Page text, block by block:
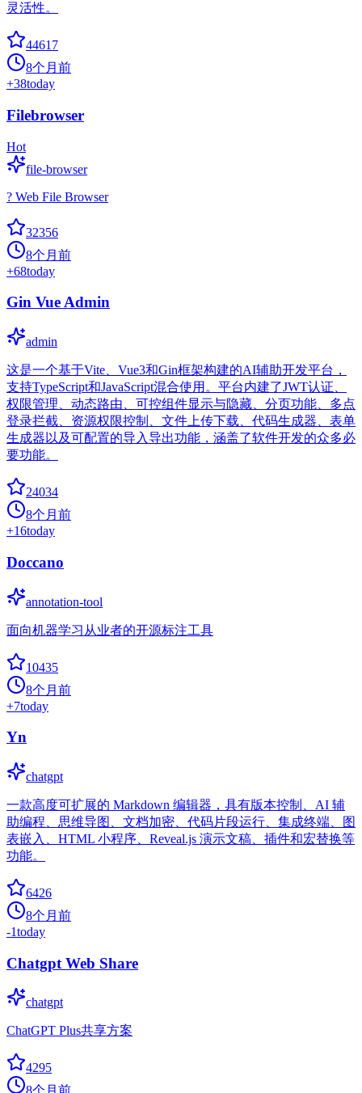
灵活性。
44617
8个月前
+38today
Filebrowser
Hot
file-browser
? Web File Browser
32356
8个月前
+68today
Gin Vue Admin
admin
这是一个基于Vite、Vue3和Gin框架构建的AI辅助开发平台，
支持TypeScript和JavaScript混合使用。平台内建了JWT认证、
权限管理、动态路由、可控组件显示与隐藏、分页功能、多点
登录拦截、资源权限控制、文件上传下载、代码生成器、表单
生成器以及可配置的导入导出功能，涵盖了软件开发的众多必
要功能。
24034
8个月前
+16today
Doccano
annotation-tool
面向机器学习从业者的开源标注工具
10435
8个月前
+7today
Yn
chatgpt
一款高度可扩展的 Markdown 编辑器，具有版本控制、AI 辅
助编程、思维导图、文档加密、代码片段运行、集成终端、图
表嵌入、HTML 小程序、Reveal.js 演示文稿、插件和宏替换等
功能。
6426
8个月前
-1today
Chatgpt Web Share
chatgpt
ChatGPT Plus共享方案
4295